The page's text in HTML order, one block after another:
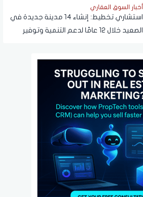
أخبار السوق العقاري
استشاري تخطيط: إنشاء 14 مدينة جديدة في
الصعيد خلال 12 عامًا لدعم التنمية وتوفير